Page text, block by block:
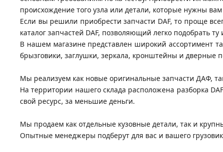
происхождение того узла или детали, которые нужны
Если вы решили приобрести запчасти DAF, то проще
каталог запчастей DAF, позволяющий легко подобрать
В нашем магазине представлен широкий ассортимент
брызговики, заглушки, зеркала, кронштейны и дверные
Мы реализуем как новые оригинальные запчасти ДАФ,
На территории нашего склада расположена разборка
свой ресурс, за меньшие деньги.
Мы продаем как отдельные кузовные детали, так и
Опытные менеджеры подберут для вас и вашего